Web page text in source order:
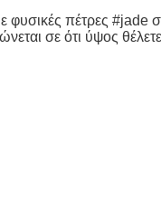
φυσικές πέτρες
σε ότι ύψος θέλετε